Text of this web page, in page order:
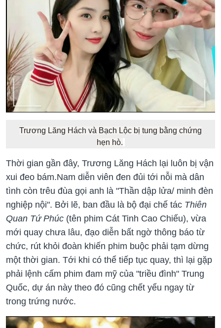
Trương Lăng Hách và Bạch Lộc bị tung bằng chứng
hẹn hò.
Thời gian gần đây, Trương Lăng Hách lại luôn bị vận
xui đeo bám.Nam diễn viên đen đủi tới nỗi mà dân
tình còn trêu đùa gọi anh là "Thần dập lửa/ minh đèn
nghiệp nội". Bởi lẽ, ban đầu là bộ đại chế tác Thiên
Quan Tứ Phúc (tên phim Cát Tinh Cao Chiếu), vừa
mới quay chưa lâu, đạo diễn bất ngờ thông báo từ
chức, rút khỏi đoàn khiến phim buộc phải tạm dừng
một thời gian. Tới khi có thể tiếp tục quay, thì lại gặp
phải lệnh cấm phim đam mỹ của "triều đình" Trung
Quốc, dự án này theo đó cũng chết yểu ngay từ
trong trứng nước.